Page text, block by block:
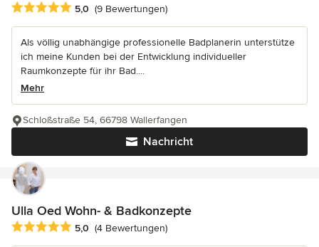
Durchschnittliche Bewertung: 5 von 5 Sternen
5,0 (9 Bewertungen)
Als völlig unabhängige professionelle Badplanerin unterstütze
ich meine Kunden bei der Entwicklung individueller
Raumkonzepte für ihr Bad....
Mehr
Nachricht
Schloßstraße 54, 66798 Wallerfangen
Ulla Oed Wohn- & Badkonzepte
Durchschnittliche Bewertung: 5 von 5 Sternen
5,0 (4 Bewertungen)